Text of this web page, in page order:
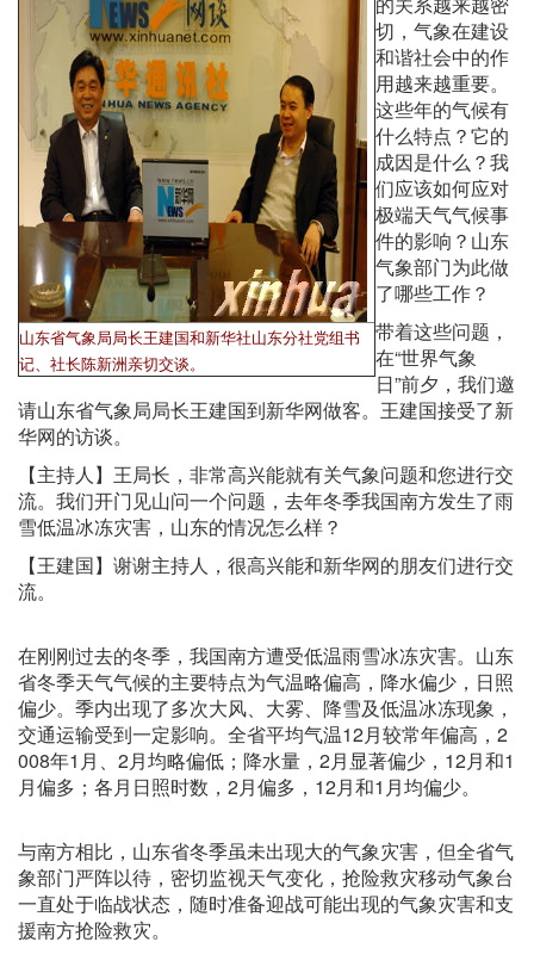
山东省气象局局长王建国和新华社山东分社党组书
记、社长陈新洲亲切交谈。
切，气象在建设
和谐社会中的作
用越来越重要。
这些年的气候有
什么特点？它的
成因是什么？我
们应该如何应对
极端天气气候事
件的影响？山东
气象部门为此做
了哪些工作？
带着这些问题，
在“世界气象
日”前夕，我们邀
请山东省气象局局长王建国到新华网做客。王建国接受了新
华网的访谈。
【主持人】王局长，非常高兴能就有关气象问题和您进行交
流。我们开门见山问一个问题，去年冬季我国南方发生了雨
雪低温冰冻灾害，山东的情况怎么样？
【王建国】谢谢主持人，很高兴能和新华网的朋友们进行交
流。
在刚刚过去的冬季，我国南方遭受低温雨雪冰冻灾害。山东
省冬季天气气候的主要特点为气温略偏高，降水偏少，日照
偏少。季内出现了多次大风、大雾、降雪及低温冰冻现象，
交通运输受到一定影响。全省平均气温12月较常年偏高，2
008年1月、2月均略偏低；降水量，2月显著偏少，12月和1
月偏多；各月日照时数，2月偏多，12月和1月均偏少。
与南方相比，山东省冬季虽未出现大的气象灾害，但全省气
象部门严阵以待，密切监视天气变化，抢险救灾移动气象台
一直处于临战状态，随时准备迎战可能出现的气象灾害和支
援南方抢险救灾。